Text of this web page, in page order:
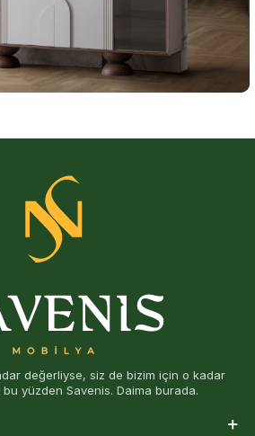
değerliyse, siz de bizim için o kadar
yüzden Savenis. Daima burada.